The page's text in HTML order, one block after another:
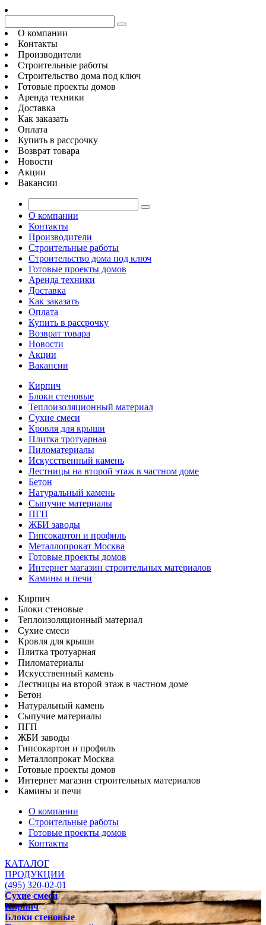
О компании
Контакты
Производители
Строительные работы
Строительство дома под ключ
Готовые проекты домов
Аренда техники
Доставка
Как заказать
Оплата
Купить в рассрочку
Возврат товара
Новости
Акции
Вакансии
О компании
Контакты
Производители
Строительные работы
Строительство дома под ключ
Готовые проекты домов
Аренда техники
Доставка
Как заказать
Оплата
Купить в рассрочку
Возврат товара
Новости
Акции
Вакансии
Кирпич
Блоки стеновые
Теплоизоляционный материал
Сухие смеси
Кровля для крыши
Плитка тротуарная
Пиломатериалы
Искусственный камень
Лестницы на второй этаж в частном доме
Бетон
Натуральный камень
Сыпучие материалы
ПГП
ЖБИ заводы
Гипсокартон и профиль
Металлопрокат Москва
Готовые проекты домов
Интернет магазин строительных материалов
Камины и печи
Кирпич
Блоки стеновые
Теплоизоляционный материал
Сухие смеси
Кровля для крыши
Плитка тротуарная
Пиломатериалы
Искусственный камень
Лестницы на второй этаж в частном доме
Бетон
Натуральный камень
Сыпучие материалы
ПГП
ЖБИ заводы
Гипсокартон и профиль
Металлопрокат Москва
Готовые проекты домов
Интернет магазин строительных материалов
Камины и печи
О компании
Строительные работы
Готовые проекты домов
Контакты
КАТАЛОГ
ПРОДУКЦИИ
(495) 320-02-01
Сухие смеси
Кирпич
Блоки стеновые